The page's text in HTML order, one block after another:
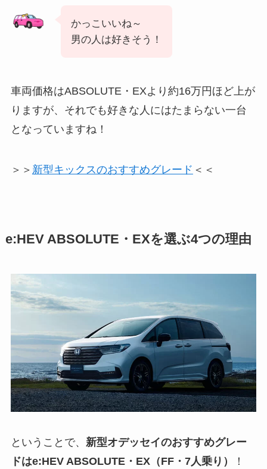
かっこいいね～
男の人は好きそう！
車両価格はABSOLUTE・EXより約16万円ほど上が
りますが、それでも好きな人にはたまらない一台
となっていますね！
＞＞ 新型キックスのおすすめグレード ＜＜
e:HEV ABSOLUTE・EXを選ぶ4つの理由
ということで、 新型オデッセイのおすすめグレー
ドはe:HEV ABSOLUTE・EX（FF・7人乗り） ！